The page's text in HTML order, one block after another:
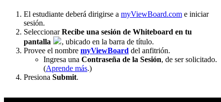
El estudiante deberá dirigirse a myViewBoard.com e iniciar
sesión.
SeleccionarRecibe una sesión de Whiteboard en tu
pantalla
, ubicado en la barra de título.
Provee el nombre myViewBoard del anfitrión.
Ingresa una Contraseña de la Sesión, de ser solicitado.
(Aprende más.)
Presiona Submit.